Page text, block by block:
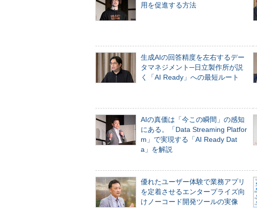
用を促進する方法
生成AIの回答精度を左右するデー
タマネジメント─日立製作所が説
く「AI Ready」への最短ルート
AIの真価は「今この瞬間」の感知
にある。「Data Streaming Platfor
m」で実現する「AI Ready Dat
a」を解説
優れたユーザー体験で業務アプリ
を定着させるエンタープライズ向
けノーコード開発ツールの実像